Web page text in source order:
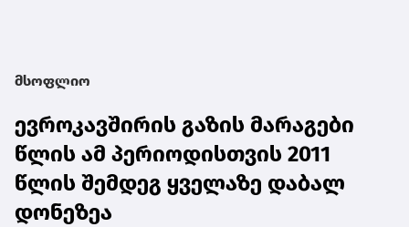
მსოფლიო
ევროკავშირის გაზის მარაგები
წლის ამ პერიოდისთვის 2011
წლის შემდეგ ყველაზე დაბალ
დონეზეა